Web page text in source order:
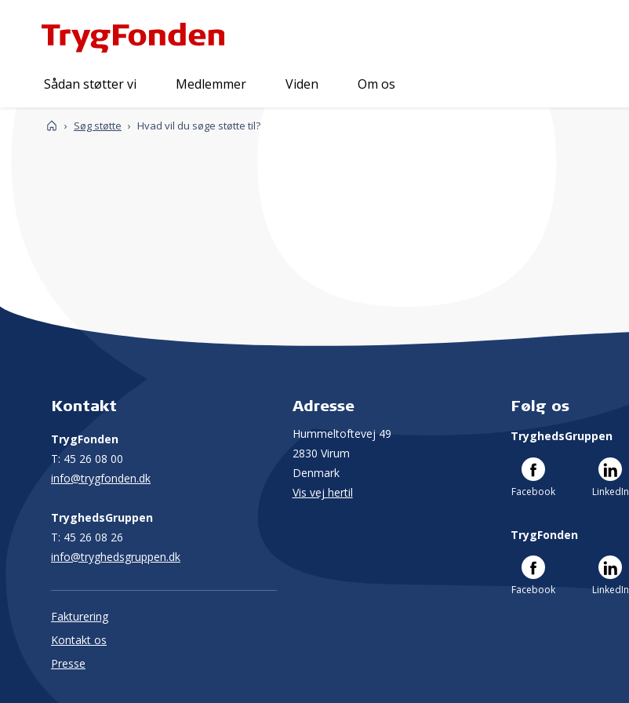
Sådan støtter vi Medlemmer Viden Om os
Forside
Søg støtte Hvad vil du søge støtte til?
Kontakt
TrygFonden
T: 45 26 08 00
info@trygfonden.dk
TryghedsGruppen
T: 45 26 08 26
info@tryghedsgruppen.dk
Adresse
Hummeltoftevej 49
2830 Virum
Denmark
Vis vej hertil
Fakturering
Kontakt os
Presse
Følg os
TryghedsGruppen
Facebook LinkedIn
TrygFonden
Facebook LinkedIn